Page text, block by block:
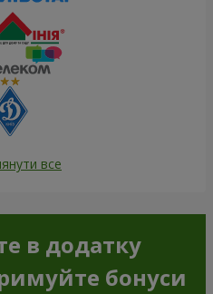
все
в додатку
бонуси